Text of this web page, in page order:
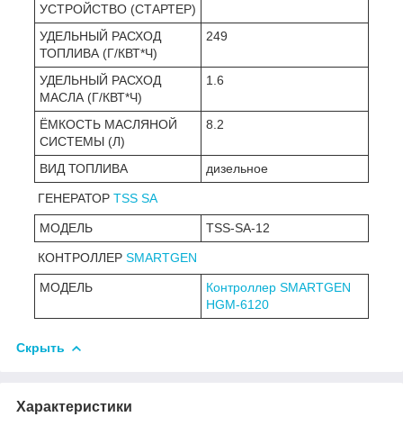
УСТРОЙСТВО (СТАРТЕР)
УДЕЛЬНЫЙ РАСХОД
ТОПЛИВА (Г/КВТ*Ч)
249
УДЕЛЬНЫЙ РАСХОД
МАСЛА (Г/КВТ*Ч)
1.6
ЁМКОСТЬ МАСЛЯНОЙ
СИСТЕМЫ (Л)
8.2
ВИД ТОПЛИВА дизельное
ГЕНЕРАТОР TSS SA
МОДЕЛЬ TSS-SA-12
КОНТРОЛЛЕР SMARTGEN
МОДЕЛЬ
Контроллер SMARTGEN
HGM-6120
Скрыть
Характеристики